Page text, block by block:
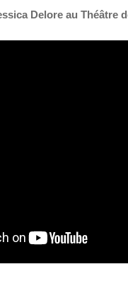
Delore au Théâtre